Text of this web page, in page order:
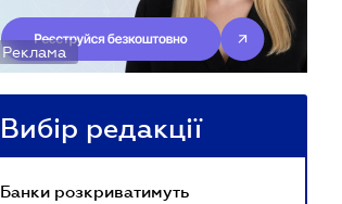
Реклама
Вибір редакції
Банки розкриватимуть